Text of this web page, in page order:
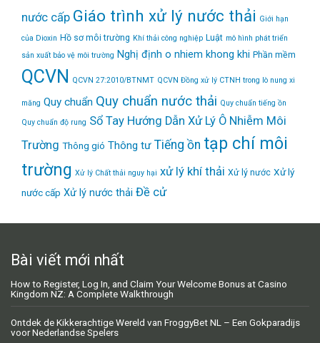
nước cấp Giáo trình xử lý nước thải Giới hạn
của Dioxin Hồ sơ môi trường Khí thải công nghiệp Luật mô hình phát triển
sản xuất bảo vệ môi trường Nghị định o nhiem khong khi Phần mềm
QCVN QCVN 27:2010/BTNMT QCVN Đồng xử lý CTNH trong lò nung xi
măng Quy chuẩn Quy chuẩn nước thải Quy chuẩn tiếng ồn
Quy chuẩn độ rung Sổ Tay Hướng Dẫn Xử Lý Ô Nhiễm Môi
Trường Thông gió Thông tư Tiếng ồn tạp chí môi
trường Xử lý Chất thải nguy hại xử lý khí thải Xử lý nước Xử lý
nước cấp Xử lý nước thải Đề cử
Bài viết mới nhất
How to Register, Log In, and Claim Your Welcome Bonus at Casino
Kingdom NZ: A Complete Walkthrough
Ontdek de Kikkerachtige Wereld van FroggyBet NL – Een Gokparadijs
voor Nederlandse Spelers